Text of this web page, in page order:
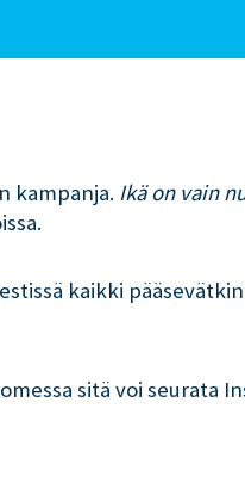
kampanja. Ikä on vain
kaikki
sitä voi seurata